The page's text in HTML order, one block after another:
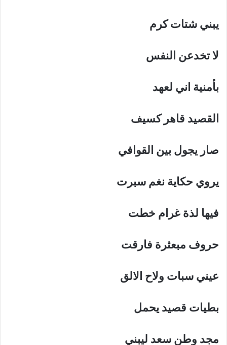
يبني شتات كرم
لا تخدعن النفس
بأمنية اني لعهد
القصيد قاهر كسيف
صار يجول بين القوافي
يروي حكاية نغم سبرت
فيها لذة غرام خطت
حروف مبعثرة فارقت
عيني سبات ولاح الالق
بطيات قصيد يحمل
مجد وطن سعد ليبني